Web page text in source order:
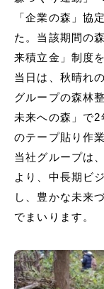
「企業の森」協
た。当該期間の
来積⽴⾦」制度
当⽇は、秋晴れ
グループの森林
未来への森」で
のテープ貼り作
当社グループは
より、中⻑期ビ
し、豊かな未来
でまいります。